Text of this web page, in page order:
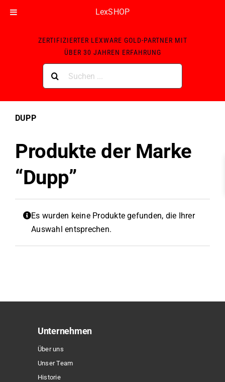
LexSHOP
ZERTIFIZIERTER LEXWARE GOLD-PARTNER MIT
ÜBER 30 JAHREN ERFAHRUNG
nach:
DUPP
Produkte der Marke
“Dupp”
Es wurden keine Produkte gefunden, die Ihrer
Auswahl entsprechen.
Unternehmen
Über uns
Unser Team
Historie